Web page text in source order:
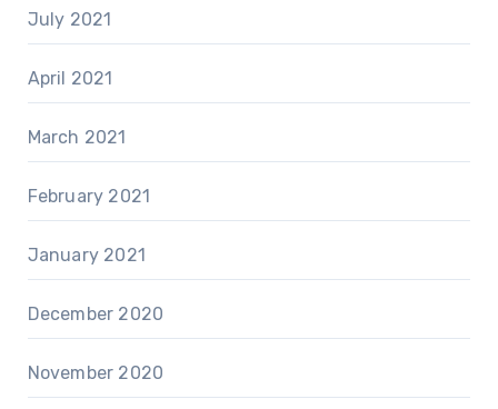
July 2021
April 2021
March 2021
February 2021
January 2021
December 2020
November 2020